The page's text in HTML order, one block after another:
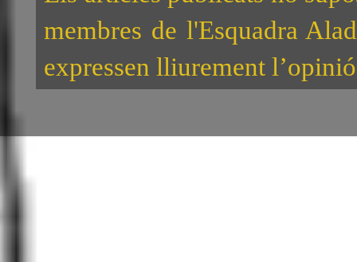
membres de l'Esquadra
expressen lliurement